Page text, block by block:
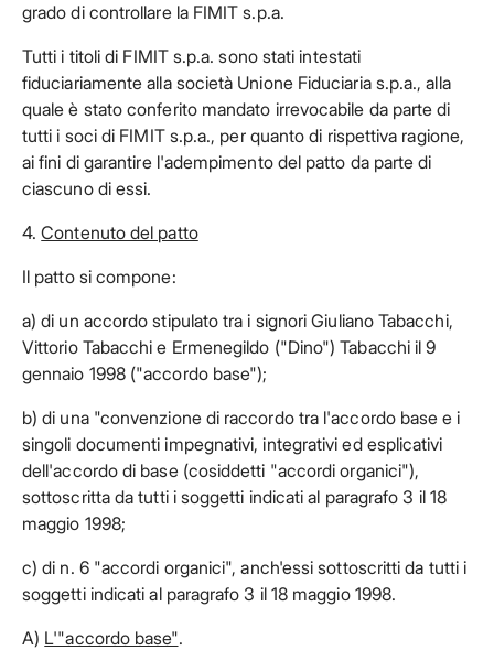
grado di controllare la FIMIT s.p.a.
Tutti i titoli di FIMIT s.p.a. sono stati intestati
fiduciariamente alla società Unione Fiduciaria s.p.a., alla
quale è stato conferito mandato irrevocabile da parte di
tutti i soci di FIMIT s.p.a., per quanto di rispettiva ragione,
ai fini di garantire l'adempimento del patto da parte di
ciascuno di essi.
4.Contenuto del patto
Il patto si compone:
a) di un accordo stipulato tra i signori Giuliano Tabacchi,
Vittorio Tabacchi e Ermenegildo ("Dino") Tabacchi il 9
gennaio 1998 ("accordo base");
b) di una "convenzione di raccordo tra l'accordo base e i
singoli documenti impegnativi, integrativi ed esplicativi
dell'accordo di base (cosiddetti "accordi organici"),
sottoscritta da tutti i soggetti indicati al paragrafo 3 il 18
maggio 1998;
c) di n. 6 "accordi organici", anch'essi sottoscritti da tutti i
soggetti indicati al paragrafo 3 il 18 maggio 1998.
A) L'"accordo base".